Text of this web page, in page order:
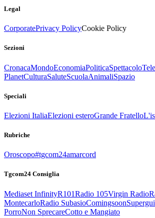
Legal
CorporatePrivacy PolicyCookie Policy
Sezioni
CronacaMondoEconomiaPoliticaSpettacolo
PlanetCulturaSaluteScuolaAnimaliSpazio
Speciali
Elezioni ItaliaElezioni esteroGrande Fratello
Rubriche
Oroscopo#tgcom24amarcord
Tgcom24 Consiglia
Mediaset InfinityR101Radio 105Virgin Radio
MontecarloRadio SubasioComingsoon
PorroNon SprecareCotto e Mangiato